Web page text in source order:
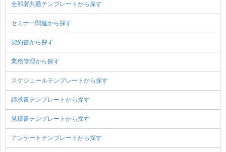
全部署共通テンプレートから探す
セミナー関連から探す
契約書から探す
業務管理から探す
スケジュールテンプレートから探す
請求書テンプレートから探す
見積書テンプレートから探す
アンケートテンプレートから探す